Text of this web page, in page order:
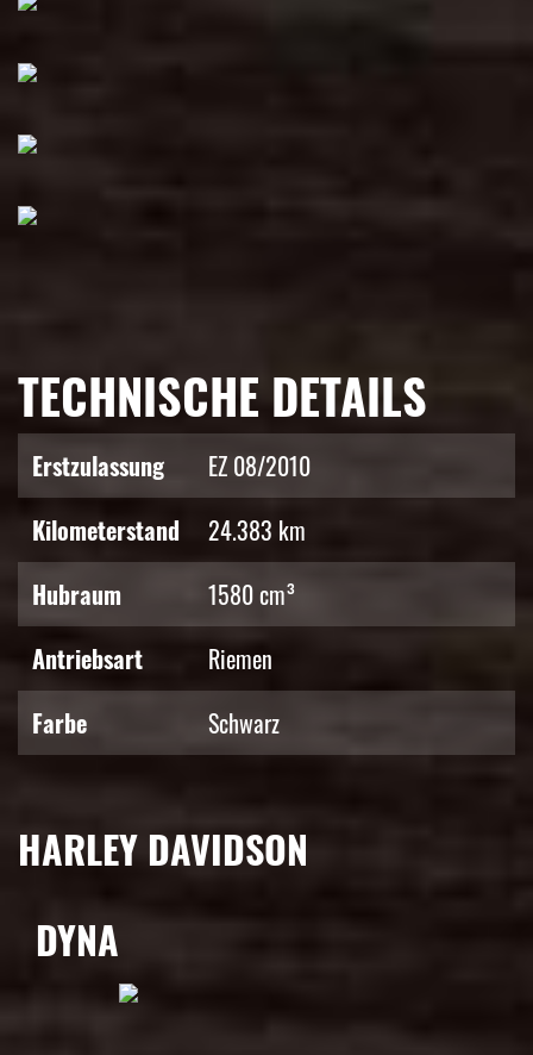
TECHNISCHE DETAILS
Erstzulassung
EZ 08/2010
Kilometerstand
24.383 km
Hubraum
1580 cm³
Antriebsart
Riemen
Farbe
Schwarz
HARLEY DAVIDSON
DYNA